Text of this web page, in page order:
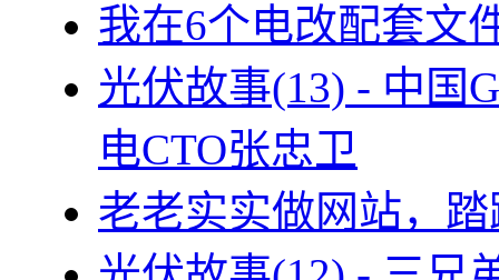
我在6个电改配套文
光伏故事(13) - 中国
电CTO张忠卫
老老实实做网站，